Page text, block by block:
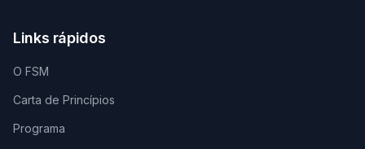
Links rápidos
O FSM
Carta de Princípios
Programa